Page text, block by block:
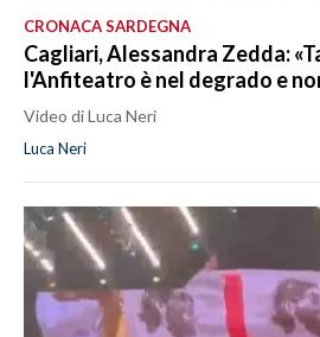
CRONACA SARDEGNA
Cagliari, Alessandra Zedda:
l'Anfiteatro è nel degrado e
Video di Luca Neri
Luca Neri